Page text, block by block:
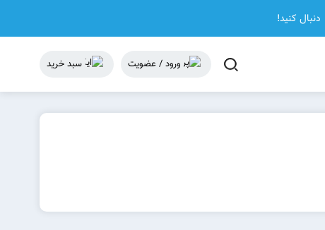
دنبال کنید!
ورود / عضویت سبد خرید